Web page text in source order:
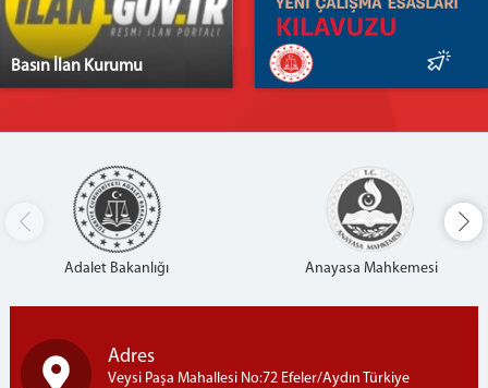
Basın İlan Kurumu
Adalet Bakanlığı Anayasa Mahkemesi
Adres
Veysi Paşa Mahallesi No:72 Efeler/Aydın Türkiye